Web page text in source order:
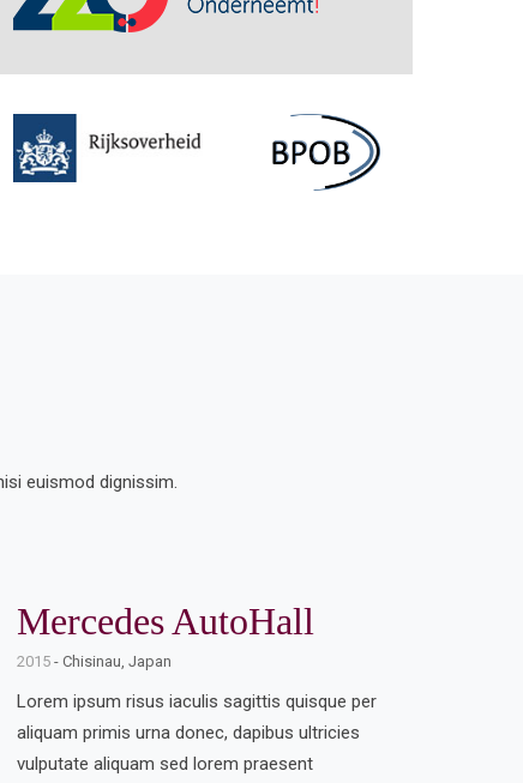
euismod dignissim.
Mercedes AutoHall
2015 - Chisinau, Japan
Lorem ipsum risus iaculis sagittis quisque per
aliquam primis urna donec, dapibus ultricies
vulputate aliquam sed lorem praesent